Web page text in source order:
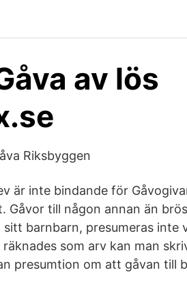
av lös
Riksbyggen
är inte bindande för
Gåvor till någon annan än
barnbarn, presumeras inte
som arv kan man
presumtion om att gåvan till